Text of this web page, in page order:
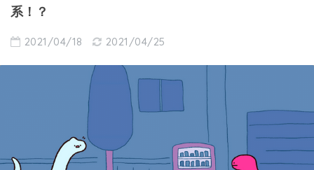
系！？
2021/04/18 2021/04/25